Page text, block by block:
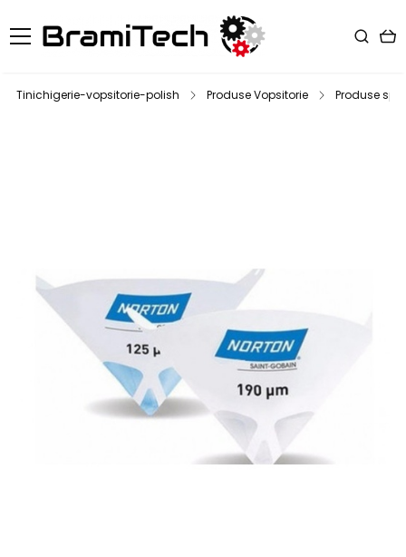
Tinichigerie-vopsitorie-polish Produse Vopsitorie Produse